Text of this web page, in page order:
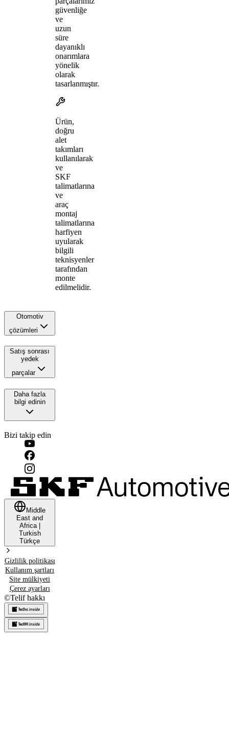
güvenliğe
ve
uzun
süre
dayanıklı
onarımlara
yönelik
olarak
tasarlanmıştır.
Ürün,
doğru
alet
takımları
kullanılarak
ve
SKF
talimatlarına
ve
araç
montaj
talimatlarına
harfiyen
uyularak
bilgili
teknisyenler
tarafından
monte
edilmelidir.
Otomotiv
çözümleri
Satış sonrası
yedek
parçalar
Daha fazla
bilgi edinin
Bizi takip edin
Middle
East and
Africa|
Turkish
Türkçe
Gizlilik politikası
Kullanım şartları
Site mülkiyeti
Çerez ayarları
©Telif hakkı